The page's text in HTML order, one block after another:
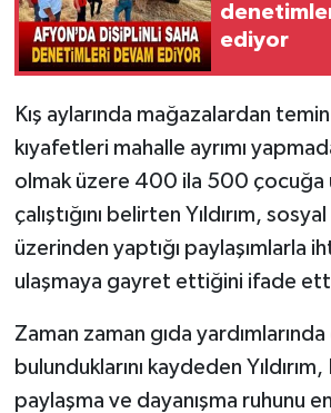
ediyor
Kış aylarında mağazalardan
kıyafetleri mahalle ayrımı
olmak üzere 400 ila 500 çocuğa
çalıştığını belirten Yıldırım,
üzerinden yaptığı paylaşımlarla
ulaşmaya gayret ettiğini ifade
Zaman zaman gıda yardımlarında
bulunduklarını kaydeden Yıldırım,
paylaşma ve dayanışma ruhunu